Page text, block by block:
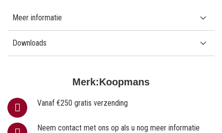
Merk:Koopmans
Vanaf €250 gratis verzending
Neem contact met ons op als u nog meer informatie
Meer informatie
Downloads